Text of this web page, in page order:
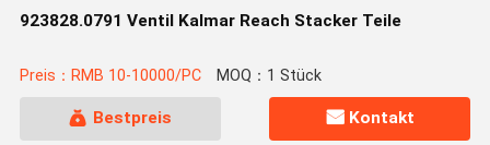
923828.0791 Ventil Kalmar Reach Stacker Teile
Preis：RMB 10-10000/PC MOQ：1 Stück
Bestpreis Kontakt